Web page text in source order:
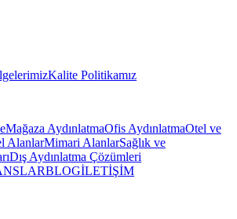
Kalite Politikamız
Mağaza AydınlatmaOfis AydınlatmaOtel ve
AlanlarMimari AlanlarSağlık ve
Dış Aydınlatma Çözümleri
BLOGİLETİŞİM